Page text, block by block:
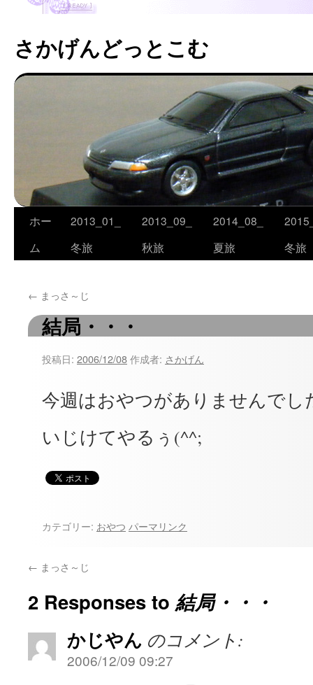
さかげんどっとこむ
コ
ン
ツ
ホー
ム
2013_01_
冬旅
2013_09_
秋旅
2014_08_
夏旅
冬旅
← まっさ～じ
結局・・・
投稿日: 2006/12/08作成者: さかげん
今週はおやつがありませんでし
いじけてやるぅ(^^;
カテゴリー: おやつ パーマリンク
← まっさ～じ
2 Responses to 結局・・・
かじやん のコメント:
2006/12/09 09:27